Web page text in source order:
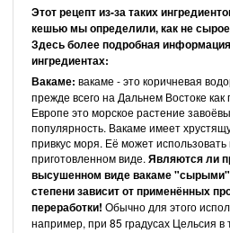
Этот рецепт из-за таких
кешью мы определили, как не
Здесь более подробная
ингредиентах:
Вакаме: вакаме - это коричневая
прежде всего на Дальнем Востоке
Европе это морское растение
популярность. Вакаме имеет
привкус моря. Её может
приготовленном виде. Являются ли
высушенном виде вакаме
степени зависит от применённых
переработки! Обычно для этого
например, при 85 градусах Цельсия в